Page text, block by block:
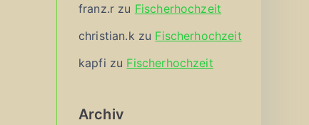
franz.r zu Fischerhochzeit
christian.k zu Fischerhochzeit
kapfi zu Fischerhochzeit
Archiv